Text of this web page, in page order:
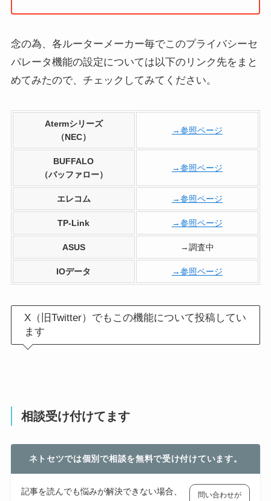
念の為、各ルーターメーカー毎でこのプライバシーセ
パレータ機能の設定については以下のリンク先をまと
めてみたので、チェックしてみてください。
Atermシリーズ
（NEC）
→参照ページ
BUFFALO
（バッファロー）
→参照ページ
エレコム →参照ページ
TP-Link →参照ページ
ASUS →調査中
IOデータ →参照ページ
X（旧Twitter）でもこの機能について投稿してい
ます
相談受け付けてます
ネトセツでは個別で相談を無料で受け付けています。
記事を読んでも悩みが解決できない場合、
問い合わせが